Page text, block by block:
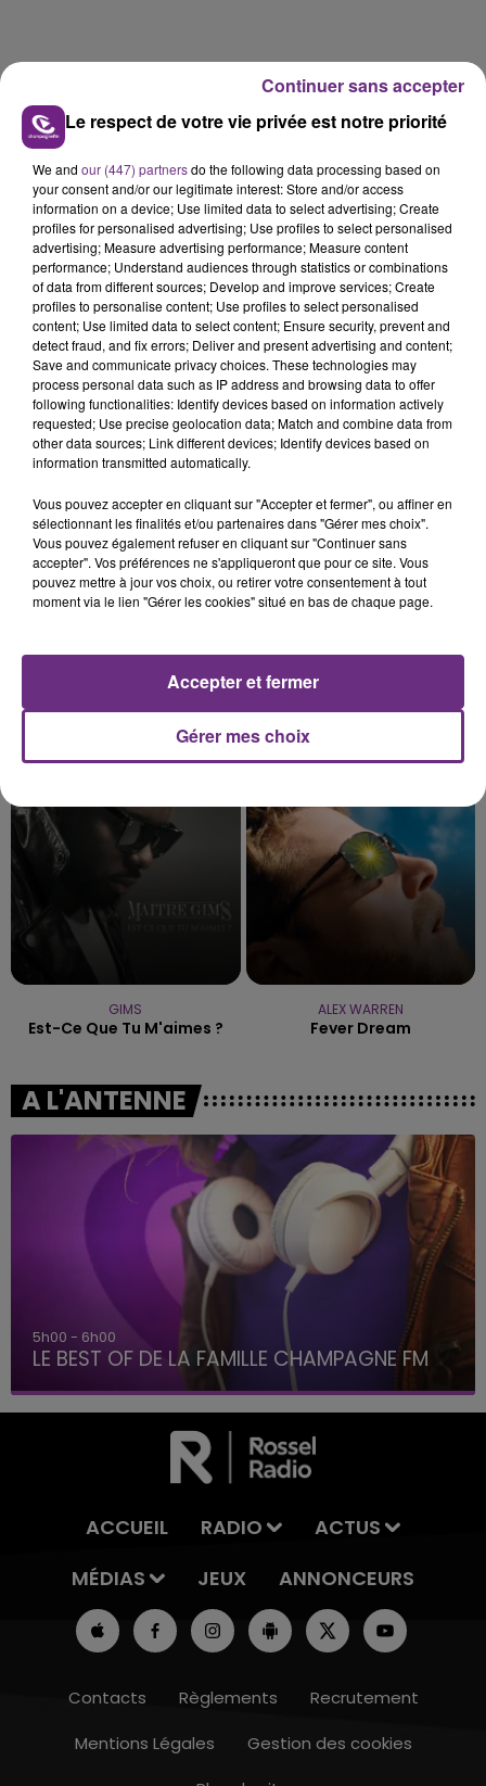
11h37
LA CENTRALE NUCLÉAIRE DE CHOOZ
TOUJOURS À L'ARRÊT
Cela fait déjà une semaine que la centrale
nucléaire ardennaise est à l'arrêt. Une situation
justifiée par la sécheresse intense qui est toujours
présente.
10h16
LE MAGASIN JOUÉCLUB DE REIMS FERME
C'était l'une des institutions du centre-ville
rémois. Le magasin JouéClub est contraint de
TITRES DIFFUSÉS
GIMS
Est-Ce Que Tu M'aimes ?
ALEX WARREN
Fever Dream
A L'ANTENNE
5h00 - 6h00
LE BEST OF DE LA FAMILLE CHAMPAGNE FM
ACCUEIL RADIO
ACTUS
MÉDIAS
JEUX ANNONCEURS
Contacts Règlements
Recrutement
Mentions Légales
Gestion des cookies
Le respect de votre vie privée est notre priorité
We and our (447) partnersdo the following data processing based on
your consent and/or our legitimate interest: Store and/or access
information on a device; Use limited data to select advertising; Create
profiles for personalised advertising; Use profiles to select personalised
advertising; Measure advertising performance; Measure content
performance; Understand audiences through statistics or combinations
of data from different sources; Develop and improve services; Create
profiles to personalise content; Use profiles to select personalised
content; Use limited data to select content; Ensure security, prevent and
detect fraud, and fix errors; Deliver and present advertising and content;
Save and communicate privacy choices. These technologies may
process personal data such as IP address and browsing data to offer
following functionalities: Identify devices based on information actively
requested; Use precise geolocation data; Match and combine data from
other data sources; Link different devices; Identify devices based on
information transmitted automatically.
Vous pouvez accepter en cliquant sur "Accepter et fermer", ou affiner en
sélectionnant les finalités et/ou partenaires dans "Gérer mes choix".
Vous pouvez également refuser en cliquant sur "Continuer sans
accepter". Vos préférences ne s'appliqueront que pour ce site. Vous
pouvez mettre à jour vos choix, ou retirer votre consentement à tout
moment via le lien "Gérer les cookies" situé en bas de chaque page.
Gérer mes choix
Accepter et fermer
Continuer sans accepter